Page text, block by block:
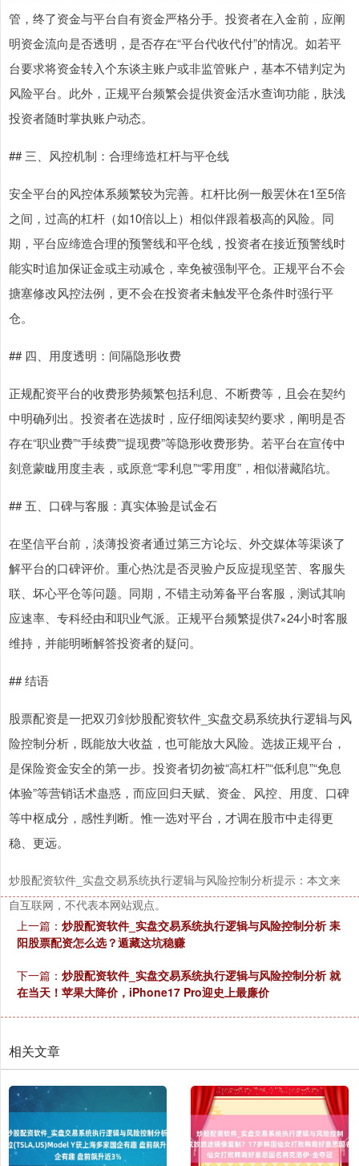
管，终了资金与平台自有资金严格分手。投资者在入金前，应阐
明资金流向是否透明，是否存在“平台代收代付”的情况。如若平
台要求将资金转入个东谈主账户或非监管账户，基本不错判定为
风险平台。此外，正规平台频繁会提供资金活水查询功能，肤浅
投资者随时掌执账户动态。
## 三、风控机制：合理缔造杠杆与平仓线
安全平台的风控体系频繁较为完善。杠杆比例一般罢休在1至5倍
之间，过高的杠杆（如10倍以上）相似伴跟着极高的风险。同
期，平台应缔造合理的预警线和平仓线，投资者在接近预警线时
能实时追加保证金或主动减仓，幸免被强制平仓。正规平台不会
搪塞修改风控法例，更不会在投资者未触发平仓条件时强行平
仓。
## 四、用度透明：间隔隐形收费
正规配资平台的收费形势频繁包括利息、不断费等，且会在契约
中明确列出。投资者在选拔时，应仔细阅读契约要求，阐明是否
存在“职业费”“手续费”“提现费”等隐形收费形势。若平台在宣传中
刻意蒙眬用度圭表，或原意“零利息”“零用度”，相似潜藏陷坑。
## 五、口碑与客服：真实体验是试金石
在坚信平台前，淡薄投资者通过第三方论坛、外交媒体等渠谈了
解平台的口碑评价。重心热沈是否灵验户反应提现坚苦、客服失
联、坏心平仓等问题。同期，不错主动筹备平台客服，测试其响
应速率、专科经由和职业气派。正规平台频繁提供7×24小时客服
维持，并能明晰解答投资者的疑问。
## 结语
股票配资是一把双刃剑炒股配资软件_实盘交易系统执行逻辑与风
险控制分析，既能放大收益，也可能放大风险。选拔正规平台，
是保险资金安全的第一步。投资者切勿被“高杠杆”“低利息”“免息
体验”等营销话术蛊惑，而应回归天赋、资金、风控、用度、口碑
等中枢成分，感性判断。惟一选对平台，才调在股市中走得更
稳、更远。
炒股配资软件_实盘交易系统执行逻辑与风险控制分析提示：本文来
自互联网，不代表本网站观点。
上一篇： 炒股配资软件_实盘交易系统执行逻辑与风险控制分析 耒
阳股票配资怎么选？遁藏这坑稳赚
下一篇： 炒股配资软件_实盘交易系统执行逻辑与风险控制分析 就
在当天！苹果大降价，iPhone17 Pro迎史上最廉价
相关文章